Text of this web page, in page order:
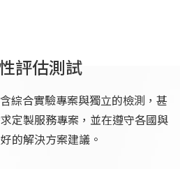
評估測試
綜合實驗專案與獨立的檢測，甚
定製服務專案，並在遵守各國與
的解決方案建議。